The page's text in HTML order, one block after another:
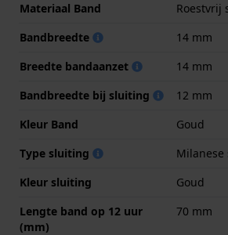
Materiaal Band
Roestvrij
Bandbreedte
14 mm
Breedte bandaanzet
14 mm
Bandbreedte bij sluiting
12 mm
Kleur Band
Goud
Type sluiting
Kleur sluiting
Goud
Lengte band op 12 uur
(mm)
70 mm